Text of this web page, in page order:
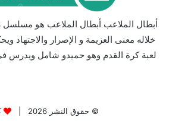
أبطال الملاعب أبطال الملاعب هو
خلاله معنى العزيمة و الإصرار
لعبة كرة القدم وهو حميدو شامل ويدرس في
© حقوق النشر 2026 |